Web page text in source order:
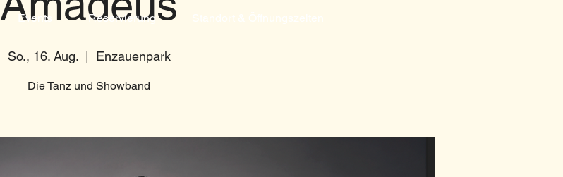
Events Reservierung
So., 16. Aug.
  |
Enzauenpark
Die Tanz und Showband